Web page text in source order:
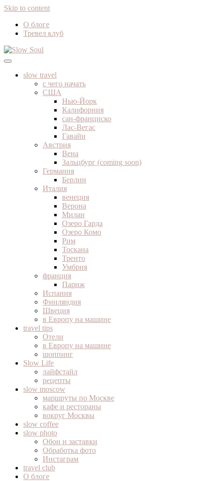
Skip to content
О блоге
Тревел клуб
Slow Soul
slow travel
с чего начать
США
Нью-Йорк
Калифорния
сан-франциско
Лас-Вегас
Гавайи
Австрия
Вена
Зальцбург (coming soon)
Германия
Берлин
Италия
венеция
Верона
Милан
Озеро Гарда
Озеро Комо
Рим
Тоскана
Тренто
Умбрия
франция
Париж
Испания
Финляндия
Швеция
в Европу на машине
travel tips
Отели
в Европу на машине
шоппинг
Slow Life
лайфстайл
рецепты
slow moscow
маршруты по Москве
кафе и рестораны
вокруг Москвы
slow coffee
slow photo
Обои и заставки
Обработка фото
Инстаграм
travel club
О блоге